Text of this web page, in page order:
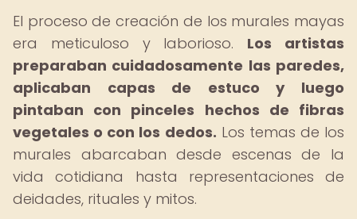
El proceso de creación de los murales mayas
era meticuloso y laborioso. Los artistas
preparaban cuidadosamente las paredes,
aplicaban capas de estuco y luego
pintaban con pinceles hechos de fibras
vegetales o con los dedos. Los temas de los
murales abarcaban desde escenas de la
vida cotidiana hasta representaciones de
deidades, rituales y mitos.